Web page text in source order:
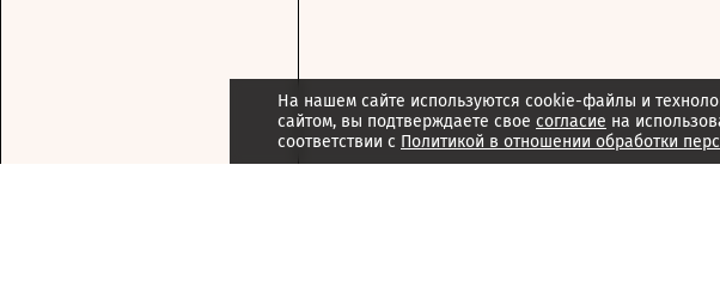
На нашем сайте используются cookie-файлы и
сайтом, вы подтверждаете свое согласие на
соответствии с Политикой в отношении обработки